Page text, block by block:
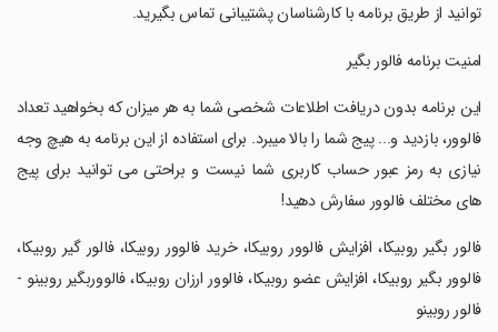
توانید از طریق برنامه با کارشناسان پشتیبانی تماس بگیرید.
‏امنیت برنامه فالور بگیر
‏این برنامه بدون دریافت اطلاعات شخصی شما به هر میزان که بخواهید تعداد
فالوور، بازدید و... پیج شما را بالا میبرد. برای استفاده از این برنامه به هیچ وجه
نیازی به رمز عبور حساب کاربری شما نیست و براحتی می توانید برای پیج
های مختلف فالوور سفارش دهید!
‏فالور بگیر روبیکا، افزایش فالوور روبیکا، خرید فالوور روبیکا، فالور گیر روبیکا،
فالوور بگیر روبیکا، افزایش عضو روبیکا، فالوور ارزان روبیکا، فالووربگیر روبینو -
فالور روبینو